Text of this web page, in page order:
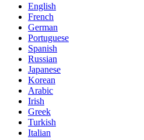
English
French
German
Portuguese
Spanish
Russian
Japanese
Korean
Arabic
Irish
Greek
Turkish
Italian